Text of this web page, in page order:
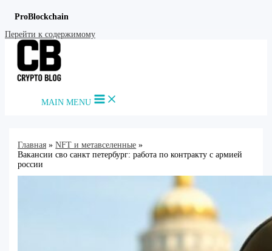
ProBlockchain
Перейти к содержимому
MAIN MENU
Главная
NFT и метавселенные
Вакансии сво санкт петербург: работа по контракту с армией
россии